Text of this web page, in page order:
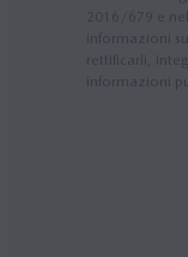
2016/679 e
informazioni
rettificarli,
informazioni